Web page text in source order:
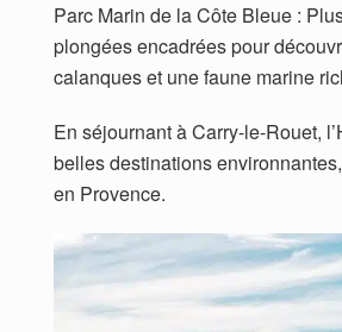
Parc Marin de la Côte Bleue :
plongées encadrées pour
calanques et une faune marine
En séjournant à Carry-le-Rouet,
belles destinations
en Provence.